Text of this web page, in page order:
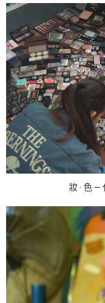
妝 · 色 —